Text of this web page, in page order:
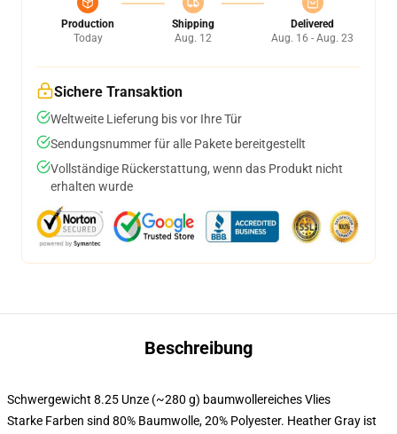
Production
Today
Shipping
Aug. 12
Delivered
Aug. 16 - Aug. 23
Sichere Transaktion
Weltweite Lieferung bis vor Ihre Tür
Sendungsnummer für alle Pakete bereitgestellt
Vollständige Rückerstattung, wenn das Produkt nicht
erhalten wurde
Beschreibung
Schwergewicht 8.25 Unze (~280 g) baumwollereiches Vlies
Starke Farben sind 80% Baumwolle, 20% Polyester. Heather Gray ist